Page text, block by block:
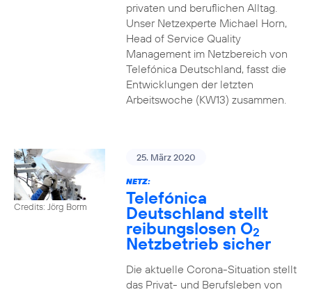
privaten und beruflichen Alltag.
Unser Netzexperte Michael Horn,
Head of Service Quality
Management im Netzbereich von
Telefónica Deutschland, fasst die
Entwicklungen der letzten
Arbeitswoche (KW13) zusammen.
Credits: Jörg Borm
25. März 2020
NETZ:
Telefónica
Deutschland stellt
reibungslosen O2
Netzbetrieb sicher
Die aktuelle Corona-Situation stellt
das Privat- und Berufsleben von